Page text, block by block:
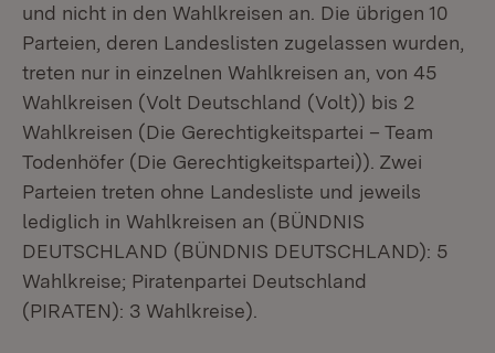
und nicht in den Wahlkreisen an. Die übrigen 10
Parteien, deren Landeslisten zugelassen wurden,
treten nur in einzelnen Wahlkreisen an, von 45
Wahlkreisen (Volt Deutschland (Volt)) bis 2
Wahlkreisen (Die Gerechtigkeitspartei – Team
Todenhöfer (Die Gerechtigkeitspartei)). Zwei
Parteien treten ohne Landesliste und jeweils
lediglich in Wahlkreisen an (BÜNDNIS
DEUTSCHLAND (BÜNDNIS DEUTSCHLAND): 5
Wahlkreise; Piratenpartei Deutschland
(PIRATEN): 3 Wahlkreise).